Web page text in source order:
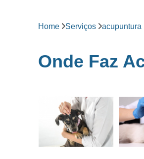
Home Serviços acupuntura
Onde Faz